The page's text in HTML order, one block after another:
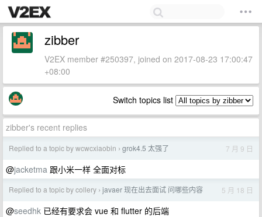
zibber
V2EX member #250397, joined on 2017-08-23 17:00:47
+08:00
Switch topics list
zibber's recent replies
Replied to a topic by wcwcxiaobin › grok4.5 太强了 7 月 9 日
@jacketma 跟小米一样 全面对标
Replied to a topic by collery › javaer 现在出去面试 问哪些内容 5 月 18 日
@seedhk 已经有要求会 vue 和 flutter 的后端